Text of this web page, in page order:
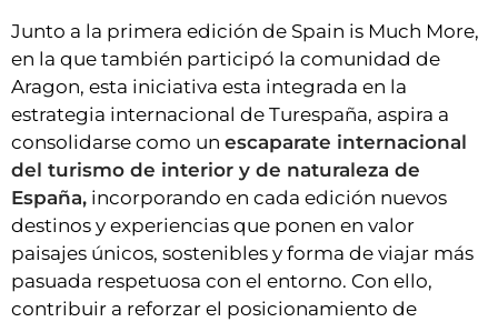
Junto a la primera edición de Spain is Much More,
en la que también participó la comunidad de
Aragon, esta iniciativa esta integrada en la
estrategia internacional de Turespaña, aspira a
consolidarse como un escaparate internacional
del turismo de interior y de naturaleza de
España, incorporando en cada edición nuevos
destinos y experiencias que ponen en valor
paisajes únicos, sostenibles y forma de viajar más
pasuada respetuosa con el entorno. Con ello,
contribuir a reforzar el posicionamiento de